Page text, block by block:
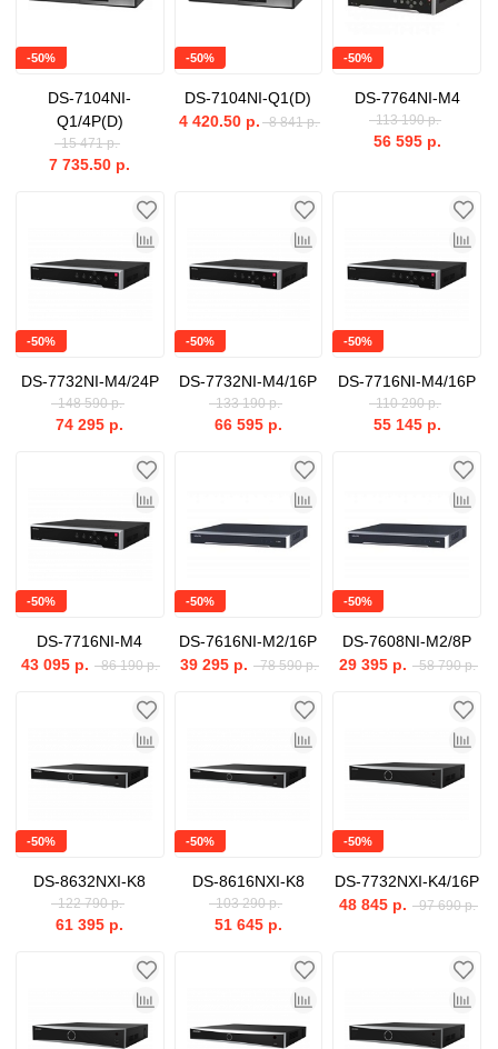
-50%
DS-7104NI-
Q1/4P(D)
15 471 р.
7 735.50 р.
-50%
DS-7104NI-Q1(D)
8 841 р.
4 420.50 р.
-50%
DS-7764NI-M4
113 190 р.
56 595 р.
-50%
DS-7732NI-M4/24P
148 590 р.
74 295 р.
-50%
DS-7732NI-M4/16P
133 190 р.
66 595 р.
-50%
DS-7716NI-M4/16P
110 290 р.
55 145 р.
-50%
DS-7716NI-M4
86 190 р.
43 095 р.
-50%
DS-7616NI-M2/16P
78 590 р.
39 295 р.
-50%
DS-7608NI-M2/8P
58 790 р.
29 395 р.
-50%
DS-8632NXI-K8
122 790 р.
61 395 р.
-50%
DS-8616NXI-K8
103 290 р.
51 645 р.
-50%
DS-7732NXI-K4/16P
97 690 р.
48 845 р.